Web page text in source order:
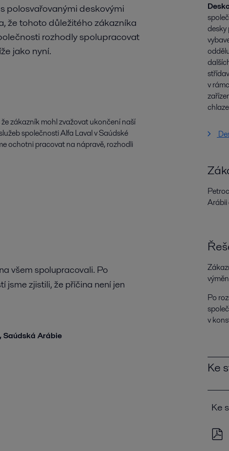
polosvařovanými deskovými
že tohoto důležitého zákazníka
rozhodly spolupracovat
jako nyní.
zákazník mohl zvažovat ukončení naší
společnosti Alfa Laval v Saúdské
ochotni pracovat na nápravě, rozhodli
všem spolupracovali. Po
jsme zjistili, že příčina není jen
Saúdská Arábie
desky
v
Arábii
Po
v
Ke
Ke